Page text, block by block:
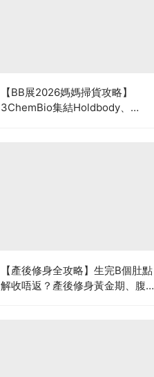
【BB展2026媽媽掃貨攻略】
3ChemBio集結Holdbody、
【產後修身全攻略】生完B個肚點
解收唔返？產後修身黃金期、腹直